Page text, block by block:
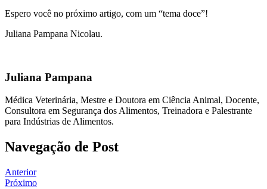
Espero você no próximo artigo, com um “tema doce”!
Juliana Pampana Nicolau.
Juliana Pampana
Médica Veterinária, Mestre e Doutora em Ciência Animal, Docente,
Consultora em Segurança dos Alimentos, Treinadora e Palestrante
para Indústrias de Alimentos.
Navegação de Post
Anterior
Próximo